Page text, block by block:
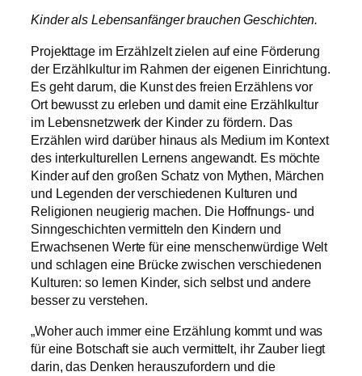
Kinder als Lebensanfänger brauchen Geschichten.
Projekttage im Erzählzelt zielen auf eine Förderung
der Erzählkultur im Rahmen der eigenen Einrichtung.
Es geht darum, die Kunst des freien Erzählens vor
Ort bewusst zu erleben und damit eine Erzählkultur
im Lebensnetzwerk der Kinder zu fördern. Das
Erzählen wird darüber hinaus als Medium im Kontext
des interkulturellen Lernens angewandt. Es möchte
Kinder auf den großen Schatz von Mythen, Märchen
und Legenden der verschiedenen Kulturen und
Religionen neugierig machen. Die Hoffnungs- und
Sinngeschichten vermitteln den Kindern und
Erwachsenen Werte für eine menschenwürdige Welt
und schlagen eine Brücke zwischen verschiedenen
Kulturen: so lernen Kinder, sich selbst und andere
besser zu verstehen.
„Woher auch immer eine Erzählung kommt und was
für eine Botschaft sie auch vermittelt, ihr Zauber liegt
darin, das Denken herauszufordern und die